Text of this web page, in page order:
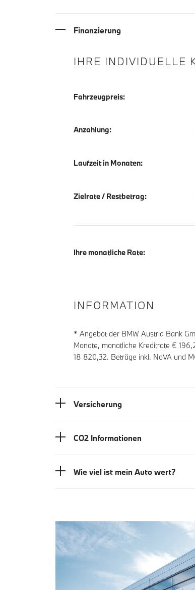
Finanzierung
IHRE INDIVIDUELLE
Fahrzeugpreis:
Anzahlung:
Laufzeit in Monaten:
Zielrate / Restbetrag:
Ihre monatliche Rate:
INFORMATION
* Angebot der BMW Austria Bank
Monate, monatliche Kreditrate €
18 820,32. Beträge inkl. NoVA und
Versicherung
CO2 Informationen
Wie viel ist mein Auto wert?